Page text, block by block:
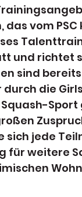
vom
und
sind
die
Sport
sich jede
für weitere